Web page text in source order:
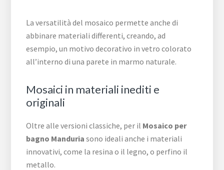
La versatilità del mosaico permette anche di
abbinare materiali differenti, creando, ad
esempio, un motivo decorativo in vetro colorato
all’interno di una parete in marmo naturale.
Mosaici in materiali inediti e
originali
Oltre alle versioni classiche, per il Mosaico per
bagno Manduria sono ideali anche i materiali
innovativi, come la resina o il legno, o perfino il
metallo.